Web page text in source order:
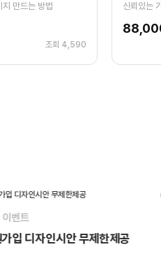
만드는 방법
조회 4,590
신뢰있는
이벤트
입 디자인시안 무제한제공